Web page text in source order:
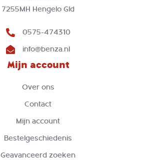
7255MH Hengelo Gld
0575-474310
info@benza.nl
Mijn account
Over ons
Contact
Mijn account
Bestelgeschiedenis
Geavanceerd zoeken